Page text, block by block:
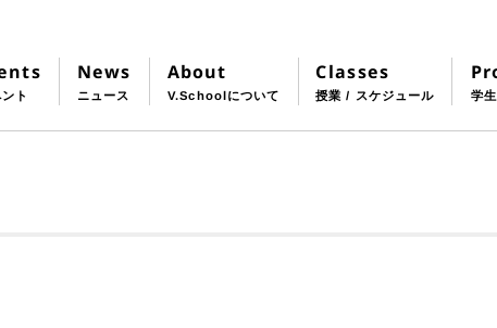
ト
News
ニュース
About
V.Schoolについて
Classes
授業 / スケジュール 学